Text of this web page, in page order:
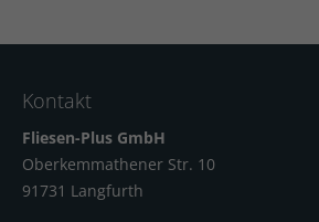
Kontakt
Fliesen-Plus GmbH
Oberkemmathener Str. 10
91731 Langfurth